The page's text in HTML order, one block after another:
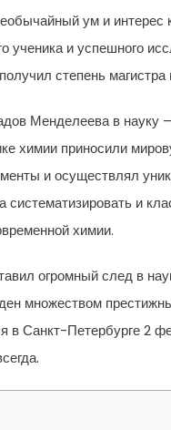
ум и интерес
ученика и успешного
степень
Менделеева в науку
химии приносили
и осуществлял
систематизировать и
химии.
огромный след в
множеством
в Санкт-Петербурге 2